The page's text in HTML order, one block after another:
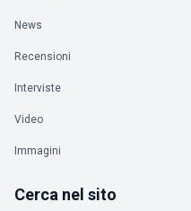
News
Recensioni
Interviste
Video
Immagini
Cerca nel sito